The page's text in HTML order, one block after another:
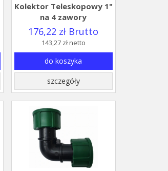
Kolektor Teleskopowy 1"
na 4 zawory
176,22 zł Brutto
143,27 zł netto
do koszyka
szczegóły